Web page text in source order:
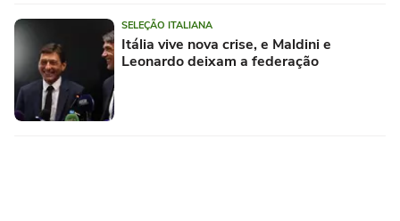
SELEÇÃO ITALIANA
Itália vive nova crise, e Maldini e
Leonardo deixam a federação